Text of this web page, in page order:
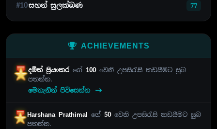
#10සහන් සුලක්ඛණ 77
ACHIEVEMENTS
දමිත් ප්‍රියංකරගේ 100වෙනි උපසිරැසි කඩයීමට සුබ
පතන්න.
මෙතැනින් පිවිසෙන්න
Harshana Prathimal ගේ 50වෙනි උපසිරැසි කඩයීමට සුබ
පතන්න.